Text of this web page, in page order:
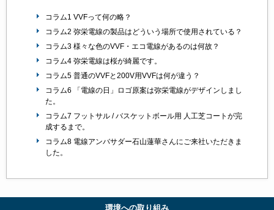
コラム1 VVFって何の略？
コラム2 弥栄電線の製品はどういう場所で使用されている？
コラム3 様々な色のVVF・エコ電線があるのは何故？
コラム4 弥栄電線は桜が綺麗です。
コラム5 普通のVVFと200V用VVFは何が違う？
コラム6 「電線の日」ロゴ原案は弥栄電線がデザインしまし
た。
コラム7 フットサル / バスケットボール用 人工芝コートが完
成するまで。
コラム8 電線アンバサダー石山蓮華さんにご来社いただきま
した。
環境への取り組み